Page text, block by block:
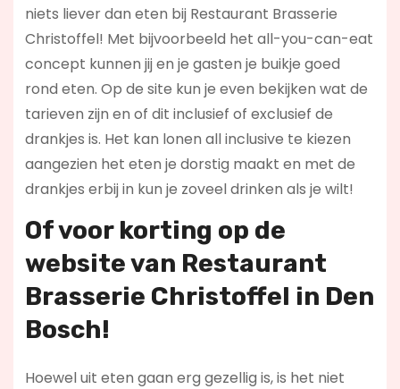
niets liever dan eten bij Restaurant Brasserie
Christoffel! Met bijvoorbeeld het all-you-can-eat
concept kunnen jij en je gasten je buikje goed
rond eten. Op de site kun je even bekijken wat de
tarieven zijn en of dit inclusief of exclusief de
drankjes is. Het kan lonen all inclusive te kiezen
aangezien het eten je dorstig maakt en met de
drankjes erbij in kun je zoveel drinken als je wilt!
Of voor korting op de
website van Restaurant
Brasserie Christoffel in Den
Bosch!
Hoewel uit eten gaan erg gezellig is, is het niet